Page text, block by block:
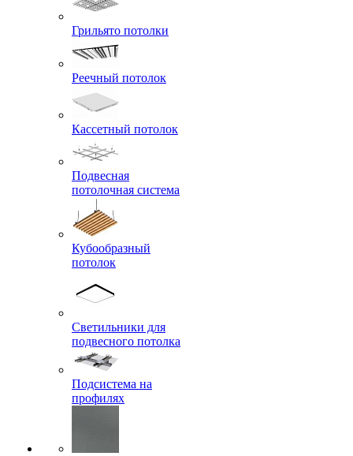
Грильято потолки
Реечный потолок
Кассетный потолок
Подвесная
потолочная система
Кубообразный
потолок
Светильники для
подвесного потолка
Подсистема на
профилях